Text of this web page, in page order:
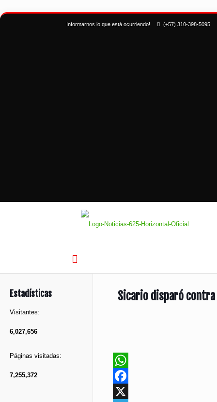
Informarnos lo que está ocurriendo! (+57) 310-398-5095
Sicario disparó
WhatsApp
Facebook
Estadísticas
Visitantes:
6,027,656
Páginas visitadas:
7,255,372